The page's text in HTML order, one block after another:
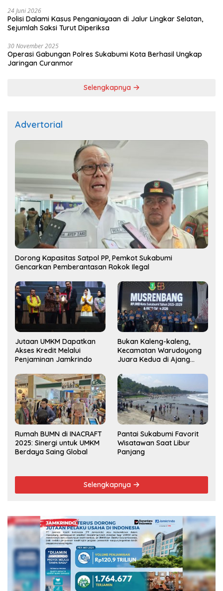
24 Juni 2026
Polisi Dalami Kasus Penganiayaan di Jalur Lingkar Selatan,
Sejumlah Saksi Turut Diperiksa
30 November 2025
Operasi Gabungan Polres Sukabumi Kota Berhasil Ungkap
Jaringan Curanmor
Selengkapnya
Advertorial
Dorong Kapasitas Satpol PP, Pemkot Sukabumi
Gencarkan Pemberantasan Rokok Ilegal
Jutaan UMKM Dapatkan
Akses Kredit Melalui
Penjaminan Jamkrindo
Bukan Kaleng-kaleng,
Kecamatan Warudoyong
Juara Kedua di Ajang
2025
Rumah BUMN di INACRAFT
2025: Sinergi untuk UMKM
Berdaya Saing Global
Pantai Sukabumi Favorit
Wisatawan Saat Libur
Panjang
Selengkapnya